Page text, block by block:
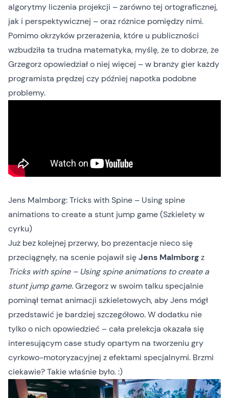
algorytmy liczenia projekcji – zarówno tej ortograficznej,
jak i perspektywicznej – oraz różnice pomiędzy nimi.
Pomimo okrzyków przerażenia, które u publiczności
wzbudziła ta trudna matematyka, myślę, że to dobrze, że
Grzegorz opowiedział o niej więcej – w branży gier każdy
programista prędzej czy później napotka podobne
problemy.
Jens Malmborg: Tricks with Spine – Using spine
animations to create a stunt jump game (Szkielety w
cyrku)
Już bez kolejnej przerwy, bo prezentacje nieco się
przeciągnęły, na scenie pojawił sięJens Malmborgz
Tricks with spine – Using spine animations to create a
stunt jump game. Grzegorz w swoim talku specjalnie
pominął temat animacji szkieletowych, aby Jens mógł
przedstawić je bardziej szczegółowo. W dodatku nie
tylko o nich opowiedzieć – cała prelekcja okazała się
interesującym case study opartym na tworzeniu gry
cyrkowo-motoryzacyjnej z efektami specjalnymi. Brzmi
ciekawie? Takie właśnie było. :)